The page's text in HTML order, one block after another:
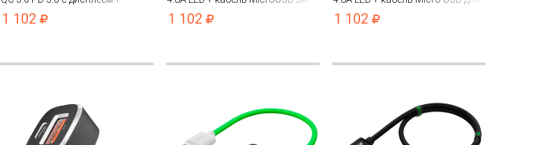
кабель TypeC для быстрой
зарядки QC 3.0
1 102
QC 3.0 нейлон для быстрой
зарядки
1 102
быстрой зарядки QC 3.0 3A
1 102